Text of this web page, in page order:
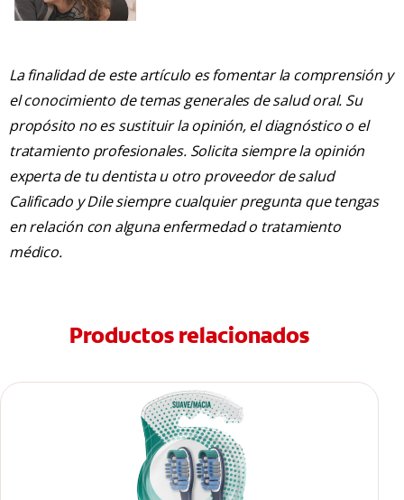
La finalidad de este artículo es fomentar la comprensión y
el conocimiento de temas generales de salud oral. Su
propósito no es sustituir la opinión, el diagnóstico o el
tratamiento profesionales. Solicita siempre la opinión
experta de tu dentista u otro proveedor de salud
Calificado y Dile siempre cualquier pregunta que tengas
en relación con alguna enfermedad o tratamiento
médico.
Productos relacionados